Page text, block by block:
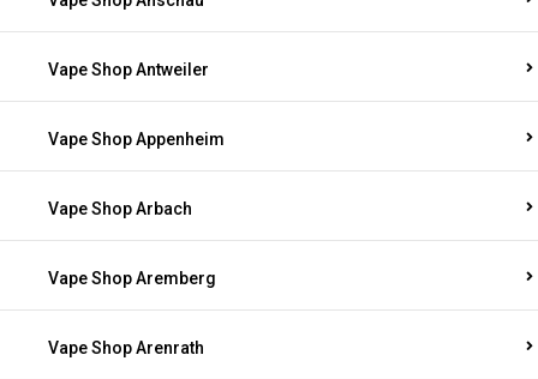
Vape Shop Antweiler
Vape Shop Appenheim
Vape Shop Arbach
Vape Shop Aremberg
Vape Shop Arenrath